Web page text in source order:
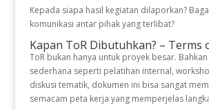
Kepada siapa hasil kegiatan dilaporkan?
komunikasi antar pihak yang terlibat?
Kapan ToR Dibutuhkan? – Terms
ToR bukan hanya untuk proyek besar.
sederhana seperti pelatihan internal,
diskusi tematik, dokumen ini bisa sangat
semacam peta kerja yang memperjelas